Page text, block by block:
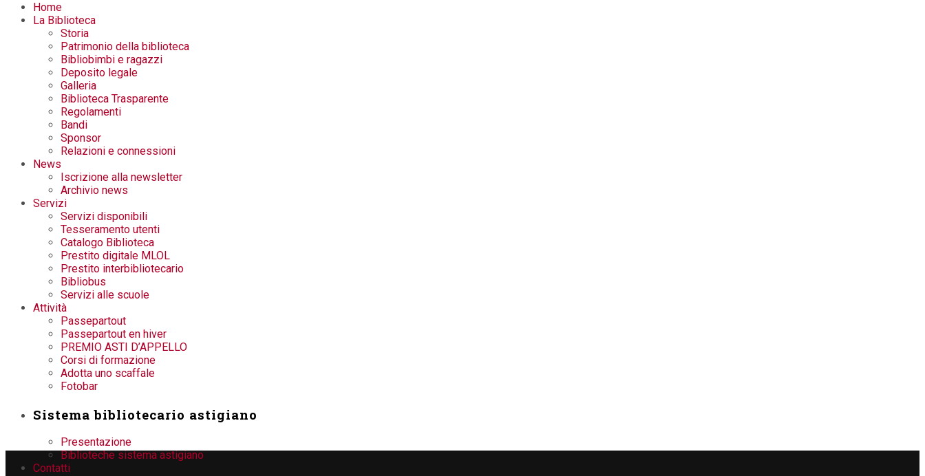
Home
La Biblioteca
Storia
Patrimonio della biblioteca
Bibliobimbi e ragazzi
Deposito legale
Galleria
Biblioteca Trasparente
Regolamenti
Bandi
Sponsor
Relazioni e connessioni
News
Iscrizione alla newsletter
Archivio news
Servizi
Servizi disponibili
Tesseramento utenti
Catalogo Biblioteca
Prestito digitale MLOL
Prestito interbibliotecario
Bibliobus
Servizi alle scuole
Attività
Passepartout
Passepartout en hiver
PREMIO ASTI D’APPELLO
Corsi di formazione
Adotta uno scaffale
Fotobar
Sistema bibliotecario astigiano
Presentazione
Biblioteche sistema astigiano
Contatti